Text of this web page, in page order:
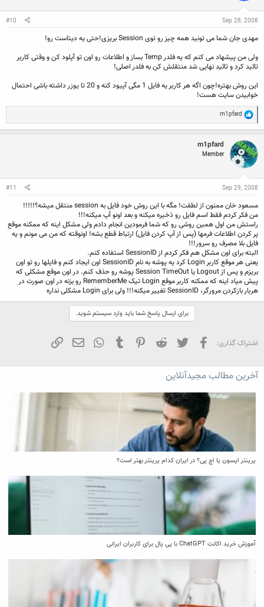
n
:
Sep 28, 2008
#10
مهدی جان شما می تونید همه چیز رو توی Session بریزی!حتی یه دیتاست رو!
ولی من پیشهاد می کنم که یه فلدر Temp بساز و اطلاعات رو اون تو آپلود کن و وقتی کاربر
تائید کرد و تائید نهایی شد منتقلش کن به فلدر اصلی!
این روش بهتره!چون اگه هر کاربر یه فایل 1 مگی آپیود کنه و 20 تا یوزر داشته باشی احتمال
خوابیدن سایت هست!
R
e
a
c
t
i
o
n
:
m1pfard
m1pfard
Member
Sep 29, 2008
#11
مسعود خان ممنون از لطفت! مگه با این روش خود فایل به session منتقل میشه؟!!!!!
من فکر کردم فقط اسم فایل رو ذخیره میکنه و بعد اونو آپ میکنه!!!
راستش من اول همین روشی رو که شما فرمودین انجام دادم ولی مشکل اینه که ممکنه موقع
پر کردن اطلاعات فرمها (پس از آپ کردن فایل) ارتباط قطع بشه! اونوقته که من می مونم و یه
فایل بلا مصرف رو سرور!!!
البته برای اون مشکل هم فکر کردم از SessionID استفاده کنم.
یعنی هر موقع کاربر Login کرد یه پوشه به نام SessionID اون ایجاد کنم و فایلها رو تو اون
بریزم و پس از Logout یا Session TimeOut پوشه رو حذف کنم. در اون موقع مشکلی که
پیش میاد اینه که ممکنه کاربر موقع Login تیک RememberMe رو بزنه در اون صورت در
هربار بازکردن مرورگر، SessionID تغییر میکنه!!! ولی برای Login مشکلی نداره
برای ارسال پاسخ شما باید وارد سیستم شوید.
اشتراک گذاری: فیسبوک تویتر Reddit
Pinterest
Tumblr
WhatsApp
ایمیل
آخرین مطالب مجیدآنلاین
پرینتر اپسون یا اچ پی؟ در ایران کدام پرینتر بهتر است؟
آموزش خرید اکانت ChatGPT با پی پال برای کاربران ایرانی